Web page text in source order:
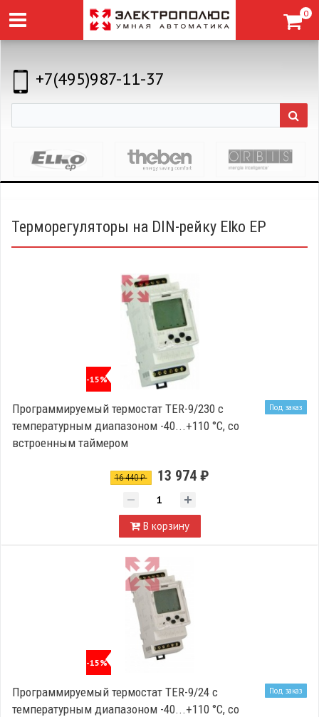
0
+7(495)987-11-37
Терморегуляторы на DIN-рейку Elko EP
-15%
Под заказ
Программируемый термостат TER-9/230 с
температурным диапазоном -40...+110 °C, со
встроенным таймером
16 440 ₽ 13 974 ₽
В корзину
-15%
Под заказ
Программируемый термостат TER-9/24 с
температурным диапазоном -40...+110 °C, со